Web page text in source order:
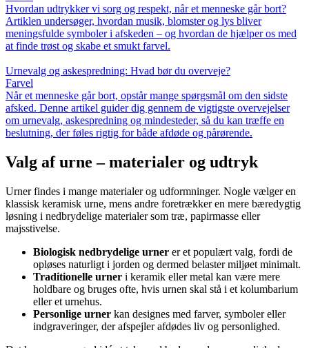
Hvordan udtrykker vi sorg og respekt, når et menneske går bort?
Artiklen undersøger, hvordan musik, blomster og lys bliver
meningsfulde symboler i afskeden – og hvordan de hjælper os med
at finde trøst og skabe et smukt farvel.
Urnevalg og askespredning: Hvad bør du overveje?
Farvel
Når et menneske går bort, opstår mange spørgsmål om den sidste
afsked. Denne artikel guider dig gennem de vigtigste overvejelser
om urnevalg, askespredning og mindesteder, så du kan træffe en
beslutning, der føles rigtig for både afdøde og pårørende.
Valg af urne – materialer og udtryk
Urner findes i mange materialer og udformninger. Nogle vælger en
klassisk keramisk urne, mens andre foretrækker en mere bæredygtig
løsning i nedbrydelige materialer som træ, papirmasse eller
majsstivelse.
Biologisk nedbrydelige urner er et populært valg, fordi de
opløses naturligt i jorden og dermed belaster miljøet minimalt.
Traditionelle urner i keramik eller metal kan være mere
holdbare og bruges ofte, hvis urnen skal stå i et kolumbarium
eller et urnehus.
Personlige urner kan designes med farver, symboler eller
indgraveringer, der afspejler afdødes liv og personlighed.